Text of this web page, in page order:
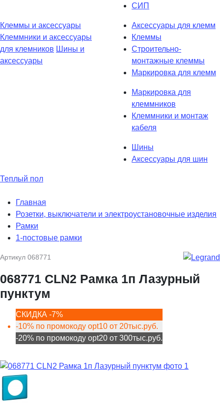
СИП
Клеммы и аксессуары
Клеммники и аксессуары
для клемников Шины и
аксессуары
Аксессуары для клемм
Клеммы
Строительно-
монтажные клеммы
Маркировка для клемм
Маркировка для
клеммников
Клеммники и монтаж
кабеля
Шины
Аксессуары для шин
Теплый пол
Главная
Розетки, выключатели и электроустановочные изделия
Рамки
1-постовые рамки
Артикул 068771
068771 CLN2 Рамка 1п Лазурный
пунктум
СКИДКА -7%
-10% по промокоду opt10 от 20тыс.руб.
-20% по промокоду opt20 от 300тыс.руб.